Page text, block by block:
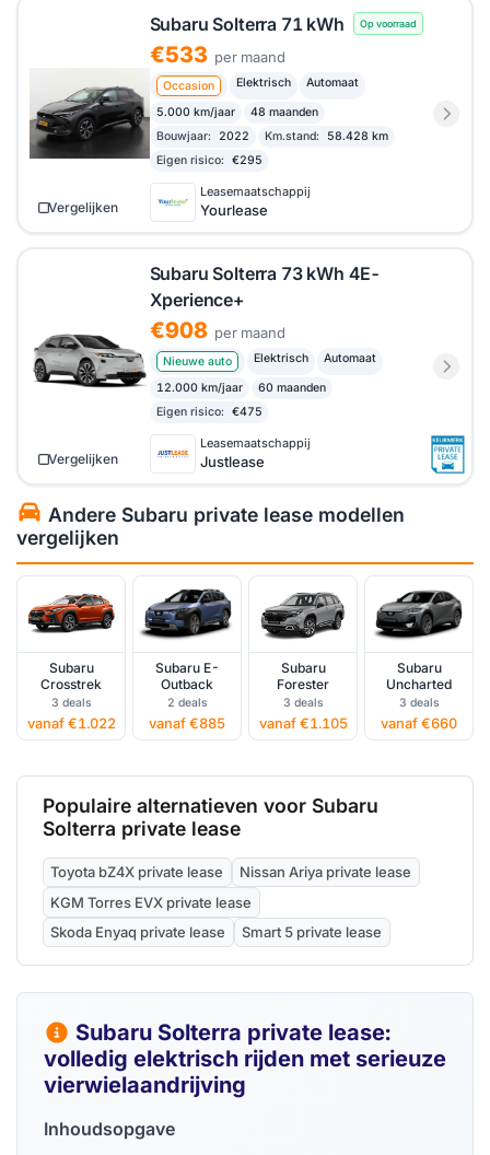
Subaru Solterra 71 kWh Op voorraad
€533 per maand
Occasion Elektrisch Automaat
5.000 km/jaar
48 maanden
Bouwjaar:
2022 Km.stand:
58.428 km
Eigen risico:
€295
Leasemaatschappij
Yourlease
Vergelijken
Subaru Solterra 73 kWh 4E-
Xperience+
€908 per maand
Nieuwe auto Elektrisch Automaat
12.000 km/jaar
60 maanden
Eigen risico:
€475
Leasemaatschappij
Justlease
Vergelijken
Andere Subaru private lease modellen
vergelijken
Subaru
Crosstrek
3 deals
vanaf €1.022
Subaru E-
Outback
2 deals
vanaf €885
Subaru
Forester
3 deals
vanaf €1.105
Subaru
Uncharted
3 deals
vanaf €660
Populaire alternatieven voor Subaru
Solterra private lease
Toyota bZ4X private lease
Nissan Ariya private lease
KGM Torres EVX private lease
Skoda Enyaq private lease
Smart 5 private lease
Subaru Solterra private lease:
volledig elektrisch rijden met serieuze
vierwielaandrijving
Inhoudsopgave